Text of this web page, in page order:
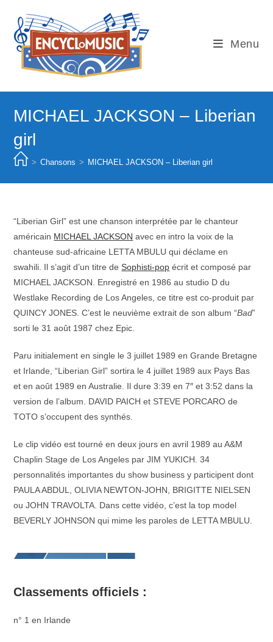
content
Menu
MICHAEL JACKSON – Liberian
girl
> Chansons > MICHAEL JACKSON – Liberian girl
“Liberian Girl” est une chanson interprétée par le chanteur
américain MICHAEL JACKSON avec en intro la voix de la
chanteuse sud-africaine LETTA MBULU qui déclame en
swahili. Il s’agit d’un titre deSophisti-pop écrit et composé par
MICHAEL JACKSON. Enregistré en 1986 au studio D du
Westlake Recording de Los Angeles, ce titre est co-produit par
QUINCY JONES. C’est le neuvième extrait de son album “Bad”
sorti le 31 août 1987 chez Epic.
Paru initialement en single le 3 juillet 1989 en Grande Bretagne
et Irlande, “Liberian Girl” sortira le 4 juillet 1989 aux Pays Bas
et en août 1989 en Australie. Il dure 3:39 en 7″ et 3:52 dans la
version de l’album. DAVID PAICH et STEVE PORCARO de
TOTO s’occupent des synthés.
Le clip vidéo est tourné en deux jours en avril 1989 au A&M
Chaplin Stage de Los Angeles par JIM YUKICH. 34
personnalités importantes du show business y participent dont
PAULA ABDUL, OLIVIA NEWTON-JOHN, BRIGITTE NIELSEN
ou JOHN TRAVOLTA. Dans cette vidéo, c’est la top model
BEVERLY JOHNSON qui mime les paroles de LETTA MBULU.
Classements officiels :
n° 1 en Irlande